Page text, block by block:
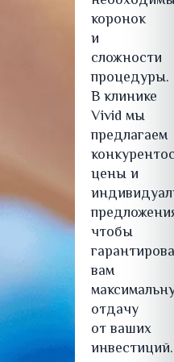
коронок
и
сложности
процедуры.
В клинике
Vivid мы
предлагаем
цены и
чтобы
вам
отдачу
от ваших
инвестиций.